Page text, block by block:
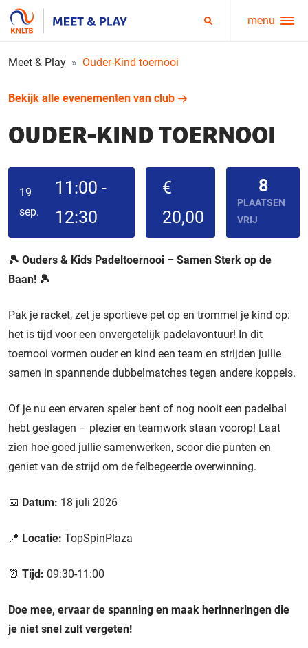
Service
menu
menu
Meet & Play Ouder-Kind toernooi
Bekijk alle evenementen van club
OUDER-KIND TOERNOOI
19
sep.
11:00 -
12:30
€
20,00
8
PLAATSEN
VRIJ
🎾 Ouders & Kids Padeltoernooi – Samen Sterk op de
Baan! 🎾
Pak je racket, zet je sportieve pet op en trommel je kind op:
het is tijd voor een onvergetelijk padelavontuur! In dit
toernooi vormen ouder en kind een team en strijden jullie
samen in spannende dubbelmatches tegen andere koppels.
Of je nu een ervaren speler bent of nog nooit een padelbal
hebt geslagen – plezier en teamwork staan voorop! Laat
zien hoe goed jullie samenwerken, scoor die punten en
geniet van de strijd om de felbegeerde overwinning.
📅 Datum: 18 juli 2026
📍 Locatie: TopSpinPlaza
⏰ Tijd: 09:30-11:00
Doe mee, ervaar de spanning en maak herinneringen die
je niet snel zult vergeten!